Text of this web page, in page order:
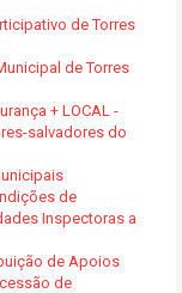
de Torres
de Torres
+ LOCAL -
salvadores do
de
Inspectoras a
de Apoios
de